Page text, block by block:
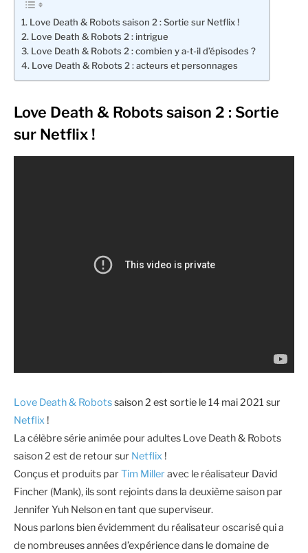
Love Death & Robots saison 2 : Sortie sur Netflix !
Love Death & Robots 2 : intrigue
Love Death & Robots 2 : combien y a-t-il d’épisodes ?
Love Death & Robots 2 : acteurs et personnages
Love Death & Robots saison 2 : Sortie
sur Netflix !
Love Death & Robotssaison 2 est sortie le 14 mai 2021 sur
Netflix !
La célèbre série animée pour adultes Love Death & Robots
saison 2 est de retour sur Netflix !
Conçus et produits par Tim Miller avec le réalisateur David
Fincher (Mank), ils sont rejoints dans la deuxième saison par
Jennifer Yuh Nelson en tant que superviseur.
Nous parlons bien évidemment du réalisateur oscarisé qui a
de nombreuses années d’expérience dans le domaine de